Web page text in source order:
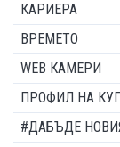
КАРИЕРА
ВРЕМЕТО
WEB КАМЕРИ
ПРОФИЛ НА
#ДАБЪДЕ